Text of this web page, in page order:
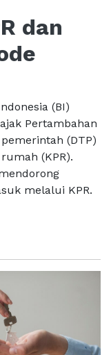
dan
(BI)
Pertambahan
(DTP)
(KPR).
melalui KPR.